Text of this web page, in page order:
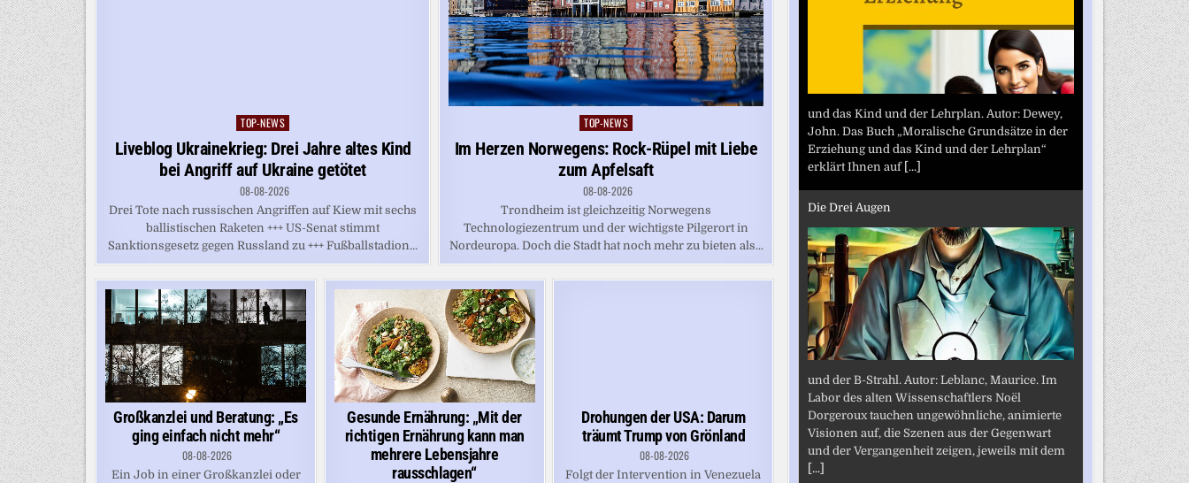
Posted
in
TOP-NEWS
Liveblog Ukrainekrieg: Drei Jahre altes Kind
bei Angriff auf Ukraine getötet
08-08-2026
Drei Tote nach russischen Angriffen auf Kiew mit sechs
ballistischen Raketen +++ US-Senat stimmt
Sanktionsgesetz gegen Russland zu +++ Fußballstadion...
Posted
TOP-NEWS
Im Herzen Norwegens: Rock-Rüpel mit Liebe
zum Apfelsaft
08-08-2026
Trondheim ist gleichzeitig Norwegens
Technologiezentrum und der wichtigste Pilgerort in
Nordeuropa. Doch die Stadt hat noch mehr zu bieten als...
Großkanzlei und Beratung: „Es
ging einfach nicht mehr“
08-08-2026
Ein Job in einer Großkanzlei oder
Gesunde Ernährung: „Mit der
richtigen Ernährung kann man
mehrere Lebensjahre
rausschlagen“
Drohungen der USA: Darum
träumt Trump von Grönland
08-08-2026
Folgt der Intervention in Venezuela
und das Kind und der Lehrplan. Autor: Dewey,
John. Das Buch „Moralische Grundsätze in der
Erziehung und das Kind und der Lehrplan“
erklärt Ihnen auf [...]
Die Drei Augen
und der B-Strahl. Autor: Leblanc, Maurice. Im
Labor des alten Wissenschaftlers Noël
Dorgeroux tauchen ungewöhnliche, animierte
Visionen auf, die Szenen aus der Gegenwart
und der Vergangenheit zeigen, jeweils mit dem
[...]